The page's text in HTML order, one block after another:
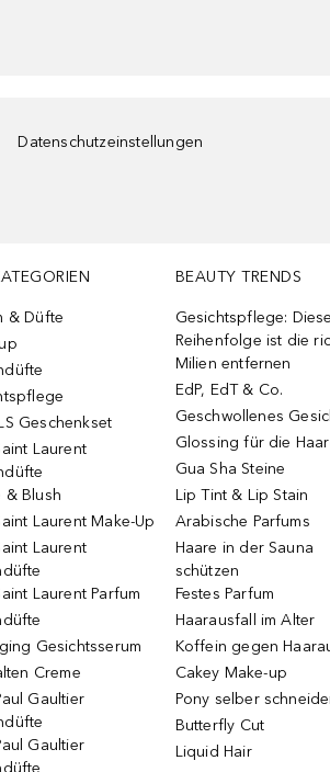
Datenschutzeinstellungen
& Düfte
Geschenkset
Laurent
& Blush
Laurent Make-Up
Laurent
Laurent Parfum
Gesichtsserum
Creme
Gaultier
Gaultier
BEAUTY TRENDS
Gesichtspflege: Diese
Reihenfolge ist die
Milien entfernen
EdP, EdT & Co.
Geschwollenes
Glossing für die
Gua Sha Steine
Lip Tint & Lip Stain
Arabische Parfums
Haare in der Sauna
schützen
Festes Parfum
Haarausfall im Alter
Koffein gegen
Cakey Make-up
Pony selber
Butterfly Cut
Liquid Hair